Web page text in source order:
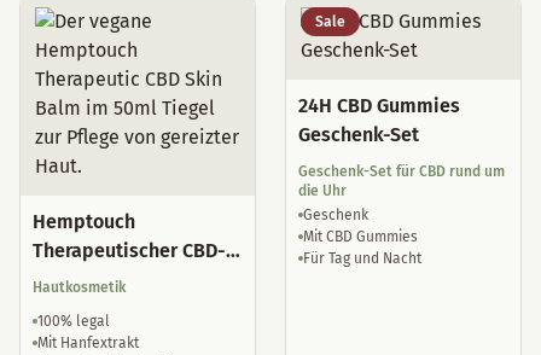
Hemptouch
Therapeutischer CBD-
Hautbalsam
Hautkosmetik
100% legal
Mit Hanfextrakt
Sale
24H CBD Gummies
Geschenk-Set
Geschenk-Set für CBD rund um
die Uhr
Geschenk
Mit CBD Gummies
Für Tag und Nacht